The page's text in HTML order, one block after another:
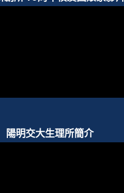
陽明交大生理所簡介